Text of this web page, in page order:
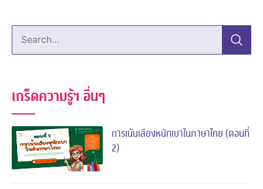
Search…
เกร็ดความรู้ฯ อื่นๆ
การเน้นเสียงหนักเบาในภาษาไทย (ตอนที่
2)